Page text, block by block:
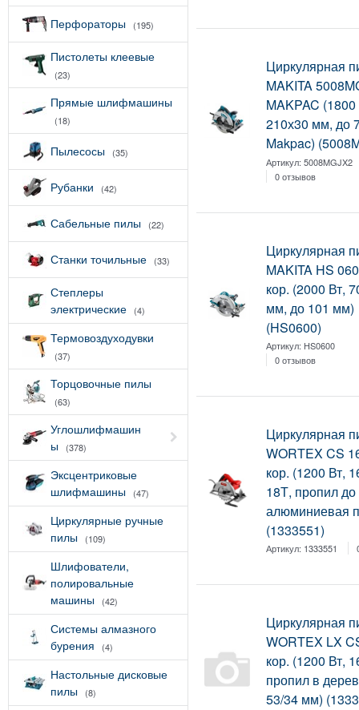
Перфораторы (195)
Пистолеты клеевые
(23)
Прямые шлифмашины
(18)
Пылесосы (35)
Рубанки (42)
Сабельные пилы (22)
Станки точильные (33)
Степлеры
электрические
(4)
Термовоздуходувки
(37)
Торцовочные пилы
(63)
Углошлифмашин
ы
(378)
Эксцентриковые
шлифмашины
(47)
Циркулярные ручные
пилы
(109)
Шлифователи,
полировальные
машины
(42)
Системы алмазного
бурения
(4)
Настольные дисковые
пилы
(8)
Циркулярная
MAKITA
MAKPAC (1800
210х30 мм, до
Makpac)
Артикул:5008MGJX2
0 отзывов
Циркулярная
MAKITA HS
кор. (2000 Вт,
мм, до 101 мм)
(HS0600)
Артикул: HS0600
0 отзывов
Циркулярная
WORTEX CS
кор. (1200 Вт,
18Т, пропил
алюминиевая
(1333551)
Артикул: 1333551
Циркулярная
WORTEX LX
кор. (1200 Вт,
пропил в
53/34 мм)